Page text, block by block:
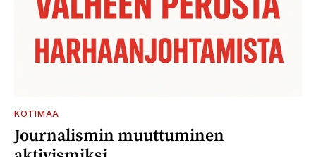
KOTIMAA
Journalismin muuttuminen